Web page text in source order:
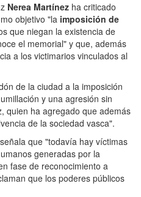
Nerea Martínez ha criticado
objetivo "la imposición de
que niegan la existencia de
el memorial" y que, además
a los victimarios vinculados al
de la ciudad a la imposición
y una agresión sin
quien ha agregado que además
de la sociedad vasca".
que "todavía hay víctimas
generadas por la
fase de reconocimiento a
que los poderes públicos